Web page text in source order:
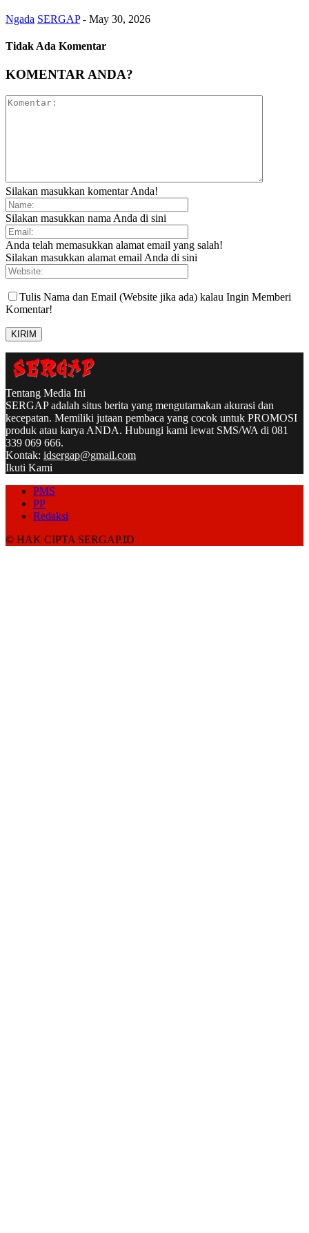
Ngada SERGAP - May 30, 2026
Tidak Ada Komentar
KOMENTAR ANDA?
Silakan masukkan komentar Anda!
Silakan masukkan nama Anda di sini
Anda telah memasukkan alamat email yang salah!
Silakan masukkan alamat email Anda di sini
Tulis Nama dan Email (Website jika ada) kalau Ingin Memberi
Komentar!
Tentang Media Ini
SERGAP adalah situs berita yang mengutamakan akurasi dan
kecepatan. Memiliki jutaan pembaca yang cocok untuk PROMOSI
produk atau karya ANDA. Hubungi kami lewat SMS/WA di 081
339 069 666.
Kontak: idsergap@gmail.com
Ikuti Kami
PMS
PP
Redaksi
© HAK CIPTA SERGAP.ID